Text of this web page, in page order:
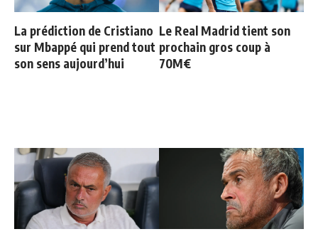
La prédiction de Cristiano
sur Mbappé qui prend tout
son sens aujourd’hui
Le Real Madrid tient son
prochain gros coup à
70M€